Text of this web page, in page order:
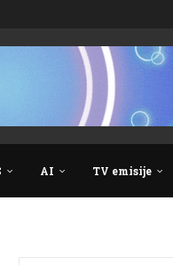
AI TV emisije